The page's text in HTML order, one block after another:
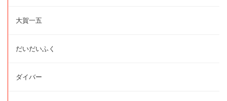
大賀一五
だいだいふく
ダイバー